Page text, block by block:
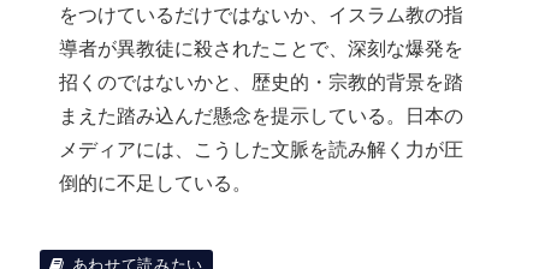
をつけているだけではないか、イスラム教の指
導者が異教徒に殺されたことで、深刻な爆発を
招くのではないかと、歴史的・宗教的背景を踏
まえた踏み込んだ懸念を提示している。日本の
メディアには、こうした文脈を読み解く力が圧
倒的に不足している。